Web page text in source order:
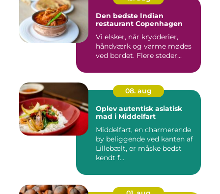
Den bedste Indian
restaurant Copenhagen
Vi elsker, når krydderier,
håndværk og varme mødes
ved bordet. Flere steder...
08. aug
Oplev autentisk asiatisk
mad i Middelfart
Middelfart, en charmerende
by beliggende ved kanten af
Lillebælt, er måske bedst
kendt f...